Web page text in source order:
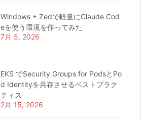
Windows + Zedで軽量にClaude Cod
eを使う環境を作ってみた
7月 5, 2026
EKS でSecurity Groups for PodsとPo
d Identityを共存させるベストプラク
ティス
2月 15, 2026